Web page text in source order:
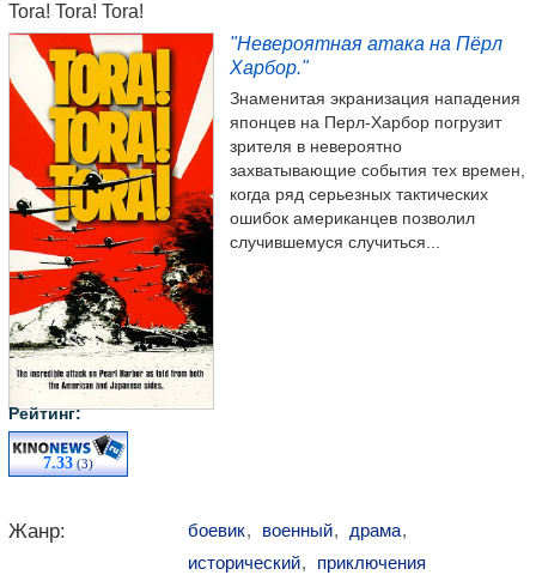
Tora! Tora! Tora!
Рейтинг:
7.33 (3)
"Невероятная атака на Пёрл
Харбор."
Знаменитая экранизация нападения
японцев на Перл-Харбор погрузит
зрителя в невероятно
захватывающие события тех времен,
когда ряд серьезных тактических
ошибок американцев позволил
случившемуся случиться...
Жанр: боевик, военный, драма,
исторический, приключения